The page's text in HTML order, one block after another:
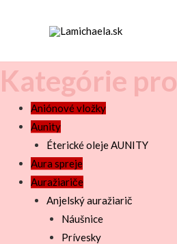
Kategórie
Aniónové vložky
Aunity
Éterické oleje AUNITY
Aura spreje
Auražiariče
Anjelský auražiarič
Náušnice
Prívesky